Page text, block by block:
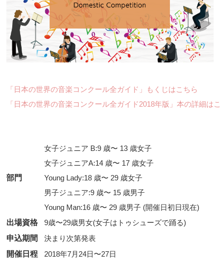
「日本の世界の音楽コンクール全ガイド」もくじはこちら
「日本の世界の音楽コンクール全ガイド2018年版」本の詳細は
部門
女子ジュニア B:9 歳〜 13 歳女子
女子ジュニアA:14 歳〜 17 歳女子
Young Lady:18 歳〜 29 歳女子
男子ジュニア:9 歳〜 15 歳男子
Young Man:16 歳〜 29 歳男子 (開催日初日現在)
出場資格
9歳〜29歳男女(女子はトゥシューズで踊る)
申込期間
決まり次第発表
開催日程
2018年7月24日〜27日